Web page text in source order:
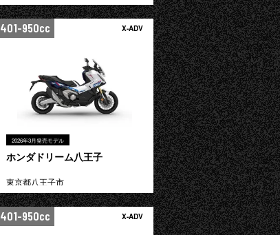
401-950cc X-ADV
2026年3月発売モデル
ホンダドリーム八王子
東京都八王子市
401-950cc X-ADV